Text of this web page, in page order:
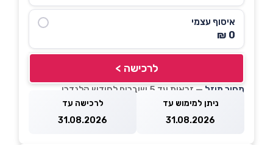
איסוף עצמי
0 ₪
לרכישה >
מחיר מוזל — זכאות עד 5 שוברים לחודש קלנדרי
ניתן למימוש עד
31.08.2026
לרכישה עד
31.08.2026